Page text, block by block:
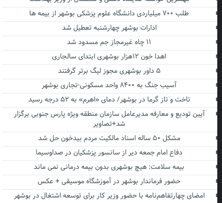
طلب ۷۰۰ میلیاردی دانشگاه علوم پزشکی بوشهر از بیمه ها
ادارات بوشهر چهارشنبه تعطیل شد
اهدا خون ۱۲هزار بوشهری ابتدای سالجاری
آسیب جنگ به ۸۴۰۰ واحد مسکونی-تجاری بوشهر
تاخت و تاز گرما در بوشهر/ دمای «اهرم» به ۵۲ درجه رسید
آیین تودیع و معارفه مدیرعامل سازمان منطقه ویژه پارس جنوبی برگزار
شد+تصاویر
مشکل ۵۰ ساله اسناد مالکیت مردم بیدخون حل شد
دفاع امام جمعه دیر از سانسور پزشکیان در صداوسیما
بیمه سلامت: هیچ بوشهری بدون بیمه درمانی نمی ماند
حضور فرماندار بوشهر در آموزشگاه موسیقی + عکس
امضای چهارتفاهم‌نامه با حضور وزیر کار برای توسعه اشتغال در بوشهر